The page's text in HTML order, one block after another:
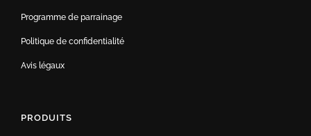
Programme de parrainage
Politique de confidentialité
Avis légaux
PRODUITS